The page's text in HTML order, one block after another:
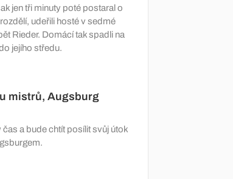
jen tři minuty poté postaral o
udeřili hosté v sedmé
Rieder. Domácí tak spadli na
jejího středu.
mistrů, Augsburg
a bude chtít posílit svůj útok